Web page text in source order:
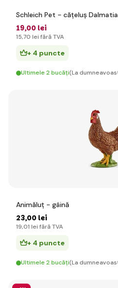
Schleich Pet - cățeluș
19,00 lei
15,70 lei fără TVA
+ 4 puncte
Ultimele 2 bucăți(La
Animăluț - gâină
23,00 lei
19,01 lei fără TVA
+ 4 puncte
Ultimele 2 bucăți(La